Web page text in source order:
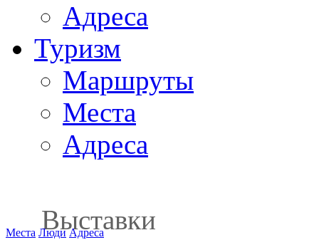
Адреса
Туризм
Маршруты
Места
Адреса
Выставки
Места Люди Адреса